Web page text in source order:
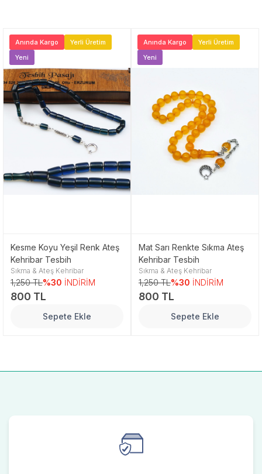
Anında Kargo
Yerli Üretim
Yeni
Kesme Koyu Yeşil Renk Ateş
Kehribar Tesbih
Sıkma & Ateş Kehribar
1,250 TL%30 İNDİRİM
800 TL
Sepete Ekle
Anında Kargo
Yerli Üretim
Yeni
Mat Sarı Renkte Sıkma Ateş
Kehribar Tesbih
Sıkma & Ateş Kehribar
1,250 TL%30 İNDİRİM
800 TL
Sepete Ekle